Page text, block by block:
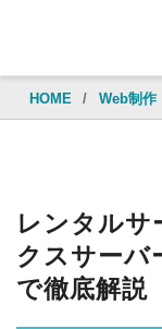
HOME / Web制作
レンタルサ
クスサーバ
で徹底解説